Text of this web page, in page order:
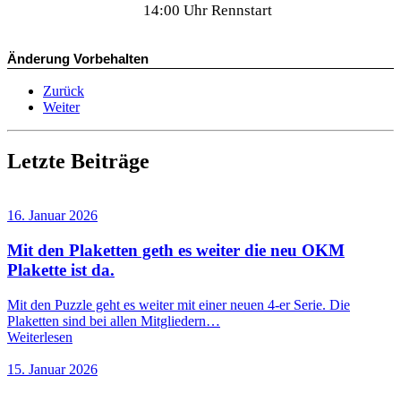
14:00 Uhr Rennstart
Änderung Vorbehalten
Zurück
Weiter
Letzte Beiträge
16. Januar 2026
Mit den Plaketten geth es weiter die neu OKM
Plakette ist da.
Mit den Puzzle geht es weiter mit einer neuen 4-er Serie. Die
Plaketten sind bei allen Mitgliedern…
Weiterlesen
15. Januar 2026